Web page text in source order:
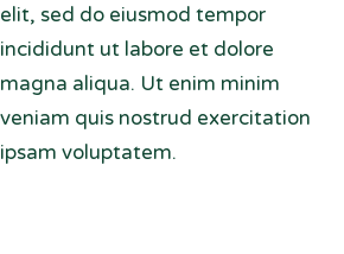
elit, sed do eiusmod tempor
incididunt ut labore et dolore
magna aliqua. Ut enim minim
veniam quis nostrud exercitation
ipsam voluptatem.